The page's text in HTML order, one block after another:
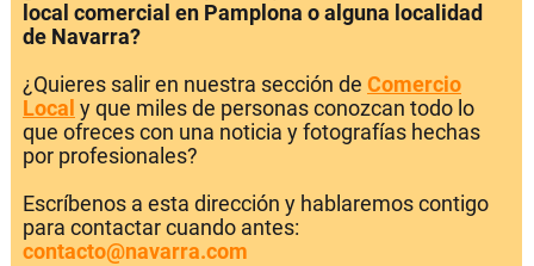
local comercial en Pamplona o alguna localidad
de Navarra?
¿Quieres salir en nuestra sección de Comercio
Local y que miles de personas conozcan todo lo
que ofreces con una noticia y fotografías hechas
por profesionales?
Escríbenos a esta dirección y hablaremos contigo
para contactar cuando antes:
contacto@navarra.com